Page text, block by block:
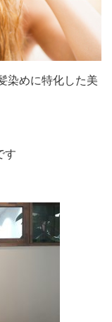
染めに特化した美
す